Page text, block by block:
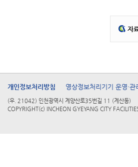
자
개인정보처리방침 영상정보처리기기 운영·관
(우. 21042) 인천광역시 계양산로35번길 11 (계산동)
COPYRIGHT(c) INCHEON GYEYANG CITY